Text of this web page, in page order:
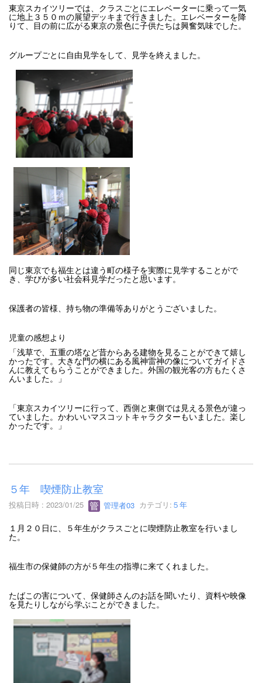
東京スカイツリーでは、クラスごとにエレベーターに乗って一気
に地上３５０ｍの展望デッキまで行きました。エレベーターを降
りて、目の前に広がる東京の景色に子供たちは興奮気味でした。
グループごとに自由見学をして、見学を終えました。
同じ東京でも福生とは違う町の様子を実際に見学することがで
き、学びが多い社会科見学だったと思います。
保護者の皆様、持ち物の準備等ありがとうございました。
児童の感想より
「浅草で、五重の塔など昔からある建物を見ることができて嬉し
かったです。大きな門の横にある風神雷神の像についてガイドさ
んに教えてもらうことができました。外国の観光客の方もたくさ
んいました。」
「東京スカイツリーに行って、西側と東側では見える景色が違っ
ていました。かわいいマスコットキャラクターもいました。楽し
かったです。」
５年 喫煙防止教室
投稿日時 : 2023/01/25 管理者03 カテゴリ: ５年
１月２０日に、５年生がクラスごとに喫煙防止教室を行いまし
た。
福生市の保健師の方が５年生の指導に来てくれました。
たばこの害について、保健師さんのお話を聞いたり、資料や映像
を見たりしながら学ぶことができました。